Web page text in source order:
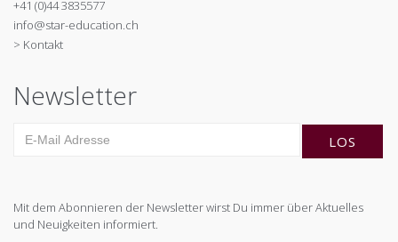
+41 (0)44 3835577
info@star-education.ch
> Kontakt
Newsletter
Mit dem Abonnieren der Newsletter wirst Du immer über Aktuelles
und Neuigkeiten informiert.